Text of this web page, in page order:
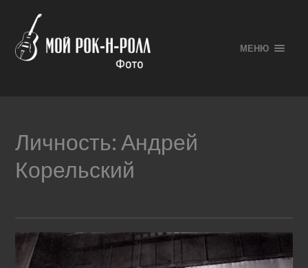
МЕНЮ
Личность:Андрей
Корельский